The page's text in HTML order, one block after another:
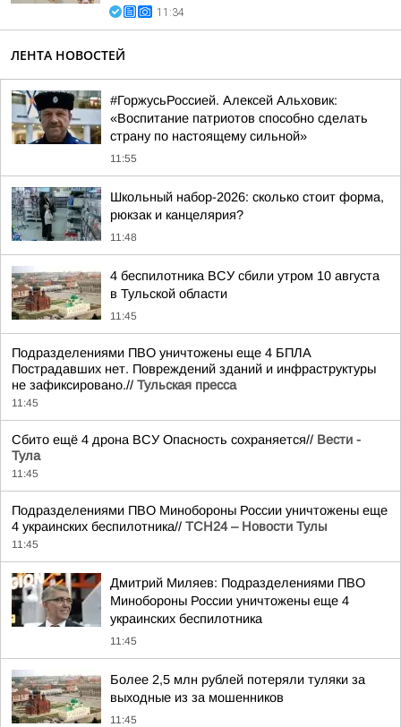
11:34
ЛЕНТА НОВОСТЕЙ
#ГоржусьРоссией. Алексей Альховик:
«Воспитание патриотов способно сделать
страну по настоящему сильной»
11:55
Школьный набор-2026: сколько стоит форма,
рюкзак и канцелярия?
11:48
4 беспилотника ВСУ сбили утром 10 августа
в Тульской области
11:45
Подразделениями ПВО уничтожены еще 4 БПЛА
Пострадавших нет. Повреждений зданий и инфраструктуры
не зафиксировано.// Тульская пресса
11:45
Сбито ещё 4 дрона ВСУ Опасность сохраняется// Вести -
Тула
11:45
Подразделениями ПВО Минобороны России уничтожены еще
4 украинских беспилотника// ТСН24 – Новости Тулы
11:45
Дмитрий Миляев: Подразделениями ПВО
Минобороны России уничтожены еще 4
украинских беспилотника
11:45
Более 2,5 млн рублей потеряли туляки за
выходные из за мошенников
11:45